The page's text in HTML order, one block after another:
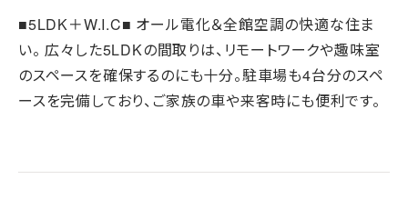
■5LDK＋W.I.C■ オール電化＆全館空調の快適な住ま
い。 広々した5LDKの間取りは、リモートワークや趣味室
のスペースを確保するのにも十分。駐車場も4台分のスペ
ースを完備しており、ご家族の車や来客時にも便利です。